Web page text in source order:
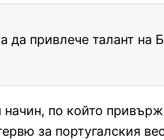
да привлече талант на
начин, по който
за португалския